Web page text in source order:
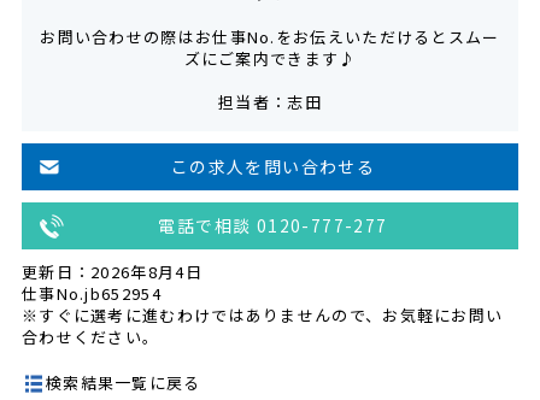
お問い合わせの際はお仕事No.をお伝えいただけるとスムー
ズにご案内できます♪
担当者：志田
この求人を問い合わせる
電話で相談 0120-777-277
更新日：2026年8月4日
仕事No.jb652954
※すぐに選考に進むわけではありませんので、お気軽にお問い
合わせください。
検索結果一覧に戻る